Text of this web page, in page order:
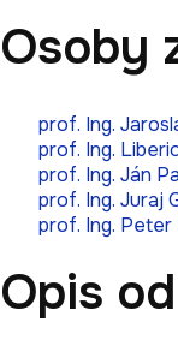
Osoby
prof. Ing.
prof. Ing.
prof. Ing. Ján
prof. Ing. Juraj
prof. Ing. Peter
Opis